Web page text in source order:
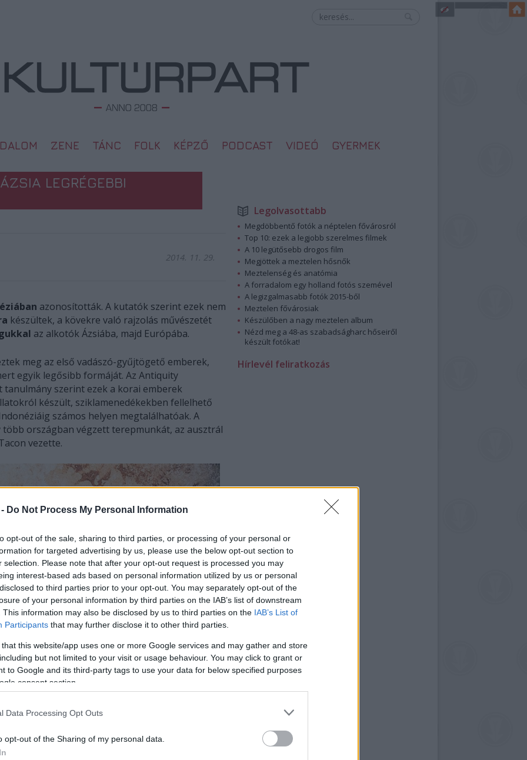
Do Not Process My Personal Information
opt-out of the sale, sharing to third parties, or processing of your personal or
for targeted advertising by us, please use the below opt-out section to
selection. Please note that after your opt-out request is processed you may
interest-based ads based on personal information utilized by us or personal
to third parties prior to your opt-out. You may separately opt-out of the
of your personal information by third parties on the IAB’s list of downstream
This information may also be disclosed by us to third parties on the IAB’s List of
Participants that may further disclose it to other third parties.
that this website/app uses one or more Google services and may gather and store
but not limited to your visit or usage behaviour. You may click to grant or
to Google and its third-party tags to use your data for below specified purposes
consent section.
Data Processing Opt Outs
opt-out of the Sharing of my personal data.
ZENE TÁNC FOLK KÉPZŐ PODCAST VIDEÓ GYERMEK
LEGRÉGEBBI
2014. 11. 29.
azonosították. A kutatók szerint ezek nem
készültek, a kövekre való rajzolás művészetét
az alkotók Ázsiába, majd Európába.
meg az első vadászó-gyűjtögető emberek,
egyik legősibb formáját. Az Antiquity
szerint ezek a korai emberek
készült, sziklamenedékekben fellelhető
számos helyen megtalálhatóak. A
országban végzett terepmunkát, az ausztrál
vezette.
Riza/smithsonianmag.com
Legolvasottabb
Megdöbbentő fotók a néptelen fővárosról
Top 10: ezek a legjobb szerelmes filmek
A 10 legütősebb drogos film
Megjöttek a meztelen hősnők
Meztelenség és anatómia
A forradalom egy holland fotós szemével
A legizgalmasabb fotók 2015-ből
Meztelen fővárosiak
Készülőben a nagy meztelen album
Nézd meg a 48-as szabadságharc hőseiről
készült fotókat!
Hírlevél feliratkozás